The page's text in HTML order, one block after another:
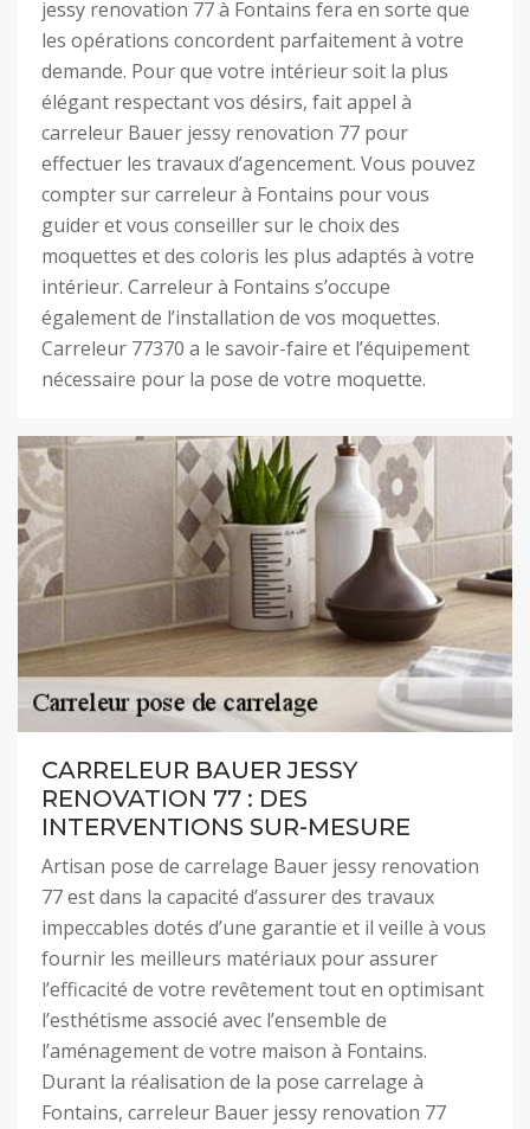
jessy renovation 77 à Fontains fera en sorte que
les opérations concordent parfaitement à votre
demande. Pour que votre intérieur soit la plus
élégant respectant vos désirs, fait appel à
carreleur Bauer jessy renovation 77 pour
effectuer les travaux d’agencement. Vous pouvez
compter sur carreleur à Fontains pour vous
guider et vous conseiller sur le choix des
moquettes et des coloris les plus adaptés à votre
intérieur. Carreleur à Fontains s’occupe
également de l’installation de vos moquettes.
Carreleur 77370 a le savoir-faire et l’équipement
nécessaire pour la pose de votre moquette.
CARRELEUR BAUER JESSY
RENOVATION 77 : DES
INTERVENTIONS SUR-MESURE
Artisan pose de carrelage Bauer jessy renovation
77 est dans la capacité d’assurer des travaux
impeccables dotés d’une garantie et il veille à vous
fournir les meilleurs matériaux pour assurer
l’efficacité de votre revêtement tout en optimisant
l’esthétisme associé avec l’ensemble de
l’aménagement de votre maison à Fontains.
Durant la réalisation de la pose carrelage à
Fontains, carreleur Bauer jessy renovation 77